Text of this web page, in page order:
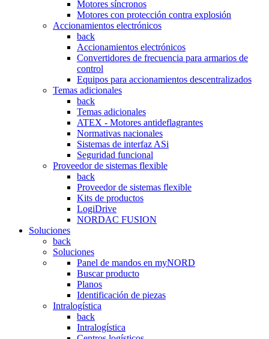
Motores síncronos
Motores con protección contra explosión
Accionamientos electrónicos
back
Accionamientos electrónicos
Convertidores de frecuencia para armarios de
control
Equipos para accionamientos descentralizados
Temas adicionales
back
Temas adicionales
ATEX - Motores antideflagrantes
Normativas nacionales
Sistemas de interfaz ASi
Seguridad funcional
Proveedor de sistemas flexible
back
Proveedor de sistemas flexible
Kits de productos
LogiDrive
NORDAC FUSION
Soluciones
back
Soluciones
Panel de mandos en myNORD
Buscar producto
Planos
Identificación de piezas
Intralogística
back
Intralogística